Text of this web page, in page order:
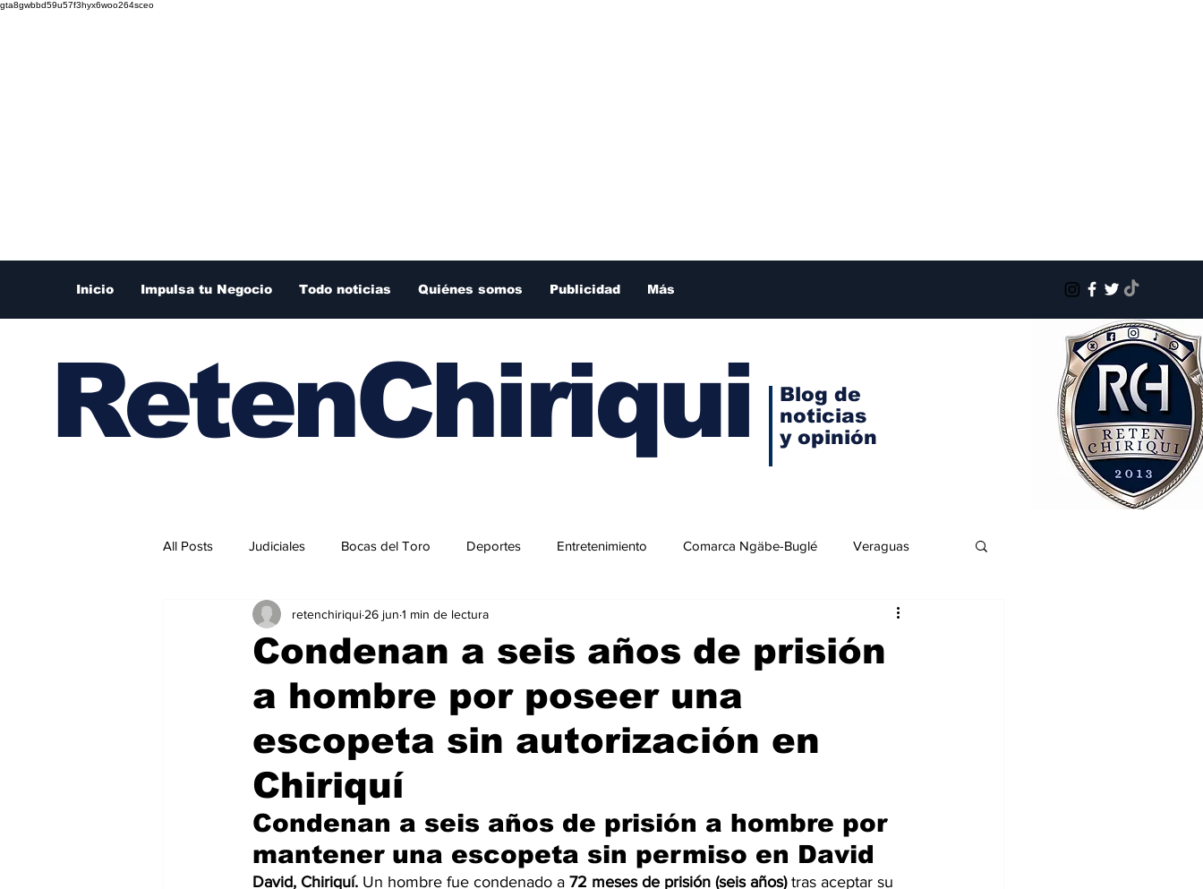
gta8gwbbd59u57f3hyx6woo264sceo
Inicio Impulsa tu Negocio Todo noticias Quiénes somos Publicidad Más
RetenChiriqui
Blog de
noticias
y opinión
All Posts Judiciales Bocas del Toro Deportes Entretenimiento Comarca Ngäbe-Buglé Veraguas
Internacionales
Condenan a seis años de prisión
a hombre por poseer una
escopeta sin autorización en
Chiriquí
retenchiriqui 26 jun 1 min de lectura
Condenan a seis años de prisión a hombre por
mantener una escopeta sin permiso en David
David, Chiriquí. Un hombre fue condenado a 72 meses de prisión (seis años) tras aceptar su